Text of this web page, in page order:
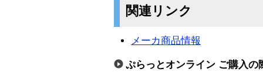
関連リンク
メーカ商品情報
ぷらっとオンライン ご購入の